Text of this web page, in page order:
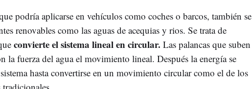
podría aplicarse en vehículos como coches o barcos, también se
renovables como las aguas de acequias y rios. Se trata de
convierte el sistema lineal en circular. Las palancas que suben
la fuerza del agua el movimiento lineal. Después la energía se
hasta convertirse en un movimiento circular como el de los